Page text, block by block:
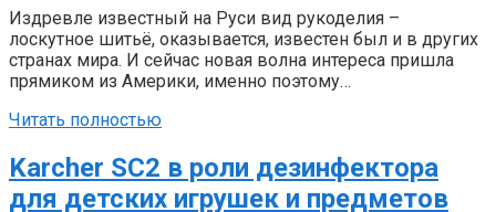
Издревле известный на Руси вид рукоделия –
лоскутное шитьё, оказывается, известен был и в других
странах мира. И сейчас новая волна интереса пришла
прямиком из Америки, именно поэтому…
Читать полностью
Karcher SC2 в роли дезинфектора
для детских игрушек и предметов